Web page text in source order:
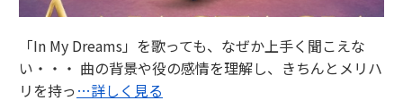
「In My Dreams」を歌っても、なぜか上手く聞こえな
い・・・ 曲の背景や役の感情を理解し、きちんとメリハ
リを持っ…詳しく見る